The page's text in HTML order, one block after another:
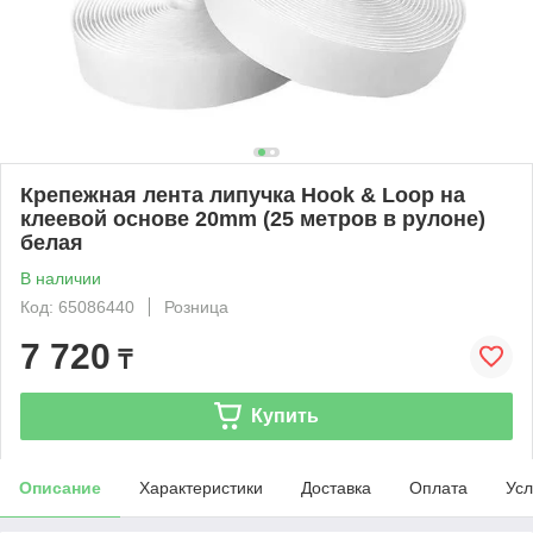
Крепежная лента липучка Hook & Loop на
клеевой основе 20mm (25 метров в рулоне)
белая
В наличии
Код: 65086440
Розница
7 720 ₸
Купить
Описание Характеристики Доставка Оплата